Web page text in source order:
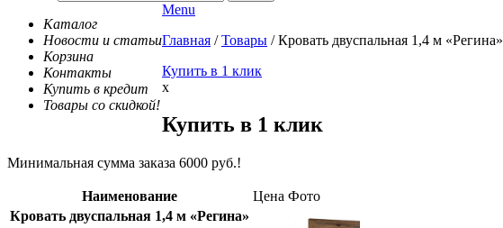
Каталог
Новости и статьи
Корзина
Контакты
Купить в кредит
Товары со скидкой!
Menu
Главная / Товары / Кровать двуспальная 1,4 м «Регина»
Купить в 1 клик
x
Купить в 1 клик
Минимальная сумма заказа 6000 руб.!
Наименование Цена Фото
Кровать двуспальная 1,4 м «Регина»